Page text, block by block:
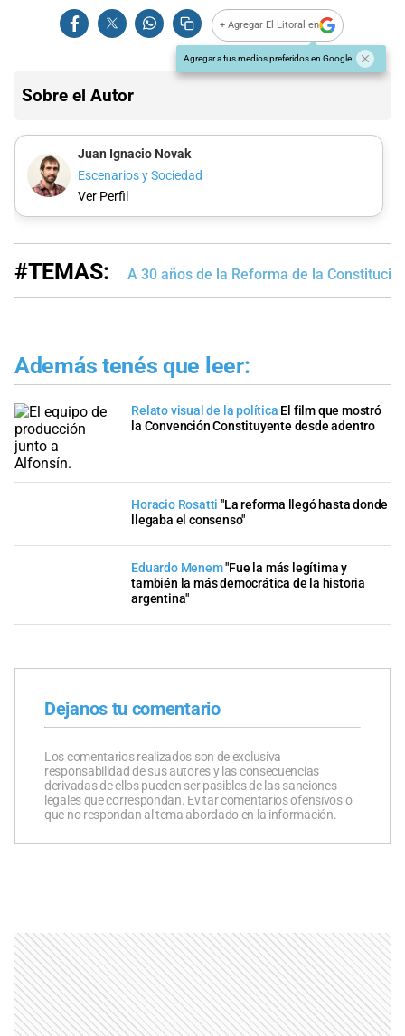
+ Agregar El Litoral en
Agregar a tus medios preferidos en Google
Sobre el Autor
Juan Ignacio Novak
Escenarios y Sociedad
Ver Perfil
#TEMAS: A 30 años de la Reforma de la
Además tenés que leer:
Relato visual de la política El film que mostró
la Convención Constituyente desde adentro
Horacio Rosatti "La reforma llegó hasta donde
llegaba el consenso"
Eduardo Menem"Fue la más legítima y
también la más democrática de la historia
argentina"
Dejanos tu comentario
Los comentarios realizados son de exclusiva
responsabilidad de sus autores y las consecuencias
derivadas de ellos pueden ser pasibles de las sanciones
legales que correspondan. Evitar comentarios ofensivos o
que no respondan al tema abordado en la información.